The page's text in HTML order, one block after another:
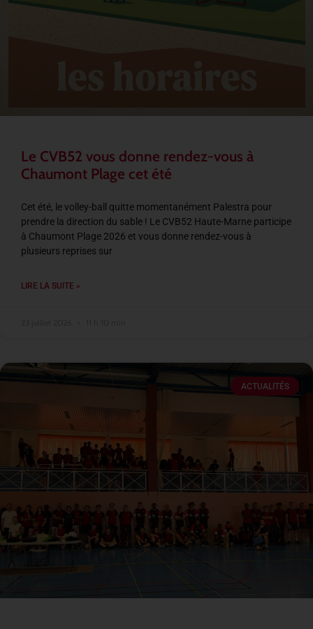
Le CVB52 vous donne rendez-vous à
Chaumont Plage cet été
Cet été, le volley-ball quitte momentanément Palestra pour
prendre la direction du sable ! Le CVB52 Haute-Marne participe
à Chaumont Plage 2026 et vous donne rendez-vous à
plusieurs reprises sur
LIRE LA SUITE »
ACTUALITÉS